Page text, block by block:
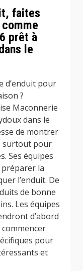
faites
prêt à
le
d’enduit pour
?
Maconnerie
dans le
de montrer
surtout pour
Ses équipes
préparer la
l’enduit. De
de bonne
Les équipes
d’abord
pour
et